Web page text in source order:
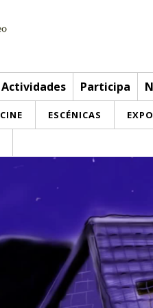
Actividades Participa
CINE ESCÉNICAS